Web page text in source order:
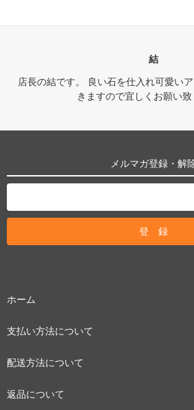
結
店長の結です。 良い石を仕入れ可愛い
きますので宜しくお願い致
メルマガ登録・解
ホーム
支払い方法について
配送方法について
返品について